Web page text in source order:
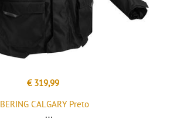
€ 319,99
BERING CALGARY Preto